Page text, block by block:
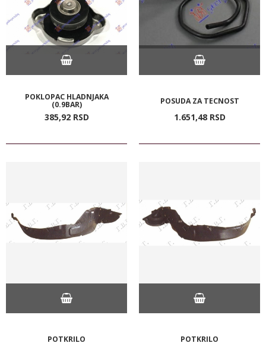
POKLOPAC HLADNJAKA
(0.9BAR)
385,92 RSD
POSUDA ZA TECNOST
1.651,48 RSD
POTKRILO POTKRILO